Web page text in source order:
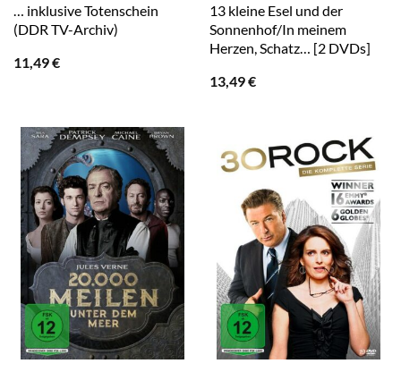
… inklusive Totenschein
(DDR TV-Archiv)
11,49€
13 kleine Esel und der
Sonnenhof/In meinem
Herzen, Schatz… [2 DVDs]
13,49€